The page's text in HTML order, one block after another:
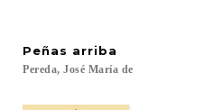
Peñas arriba
Pereda, José María de